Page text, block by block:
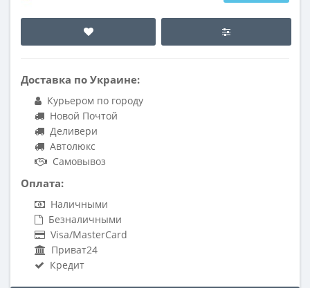
Доставка по Украине:
Курьером по городу
Новой Почтой
Деливери
Автолюкс
Самовывоз
Оплата:
Наличными
Безналичными
Visa/MasterCard
Приват24
Кредит